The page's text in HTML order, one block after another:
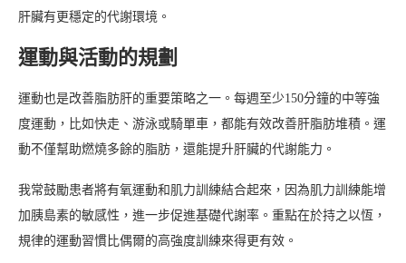
肝臟有更穩定的代謝環境。
運動與活動的規劃
運動也是改善脂肪肝的重要策略之一。每週至少150分鐘的中等強
度運動，比如快走、游泳或騎單車，都能有效改善肝脂肪堆積。運
動不僅幫助燃燒多餘的脂肪，還能提升肝臟的代謝能力。
我常鼓勵患者將有氧運動和肌力訓練結合起來，因為肌力訓練能增
加胰島素的敏感性，進一步促進基礎代謝率。重點在於持之以恆，
規律的運動習慣比偶爾的高強度訓練來得更有效。